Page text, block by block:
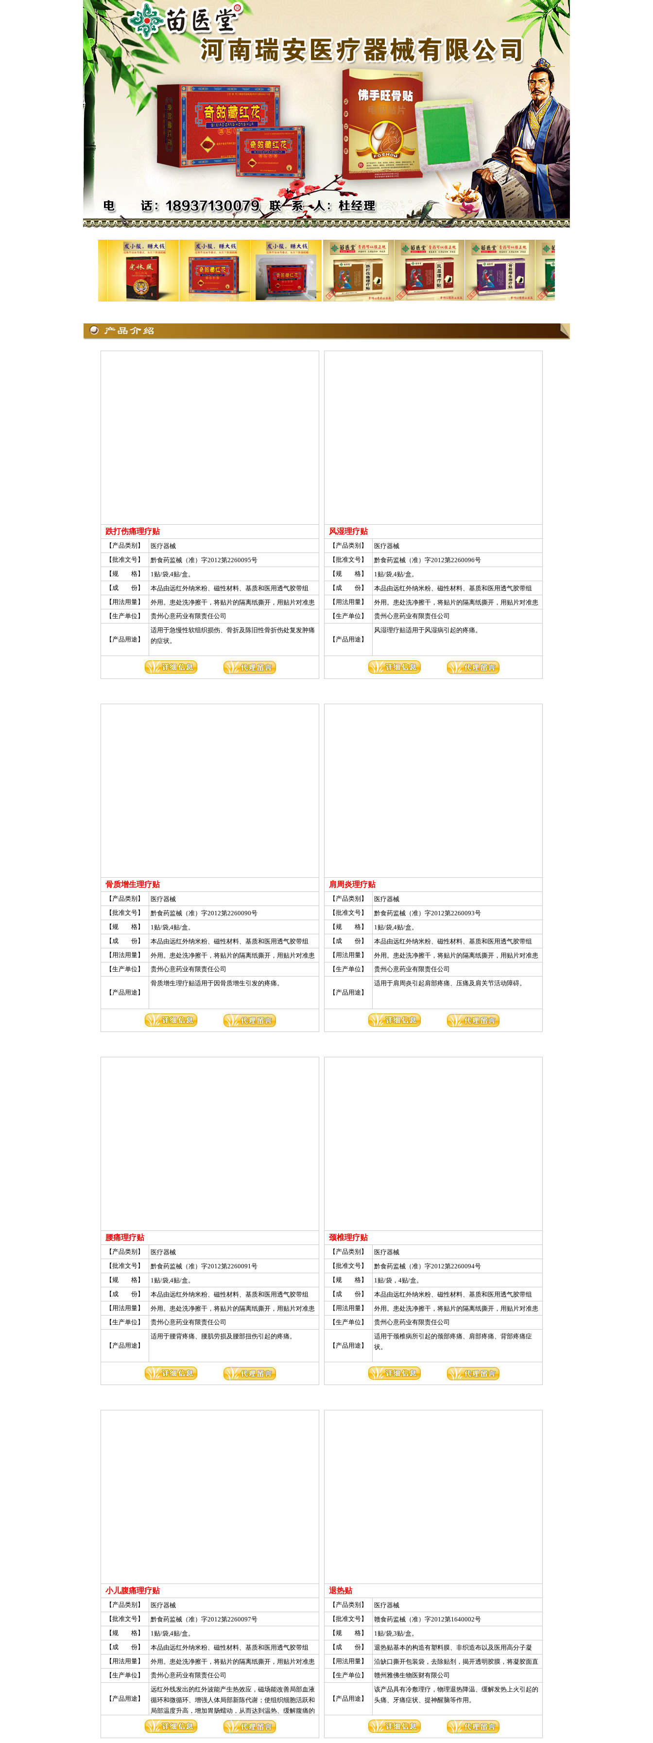
跌打伤痛理疗贴
【产品类别】
医疗器械
【批准文号】
黔食药监械（准）字2012第2260095号
【规 格】
1贴/袋,4贴/盒。
【成 份】
本品由远红外纳米粉、磁性材料、基质和医用透气胶带组
成。
【用法用量】
外用。患处洗净擦干，将贴片的隔离纸撕开，用贴片对准患
处贴牢。若属骨折需复位后才能使用。每片贴18～36小时，
间隔1～2小时再更换新膏片；轻者连续贴4～12贴，重者连
续贴16～40贴。
【生产单位】 贵州心意药业有限责任公司
【产品用途】
适用于急慢性软组织损伤、骨折及陈旧性骨折伤处复发肿痛
的症状。
风湿理疗贴
【产品类别】
医疗器械
【批准文号】
黔食药监械（准）字2012第2260096号
【规 格】
1贴/袋,4贴/盒。
【成 份】
本品由远红外纳米粉、磁性材料、基质和医用透气胶带组
成。
【用法用量】
外用。患处洗净擦干，将贴片的隔离纸撕开，用贴片对准患
处贴牢。每片贴18～36小时，轻者连续贴8～16贴，重者连
续贴20～40贴。
【生产单位】 贵州心意药业有限责任公司
【产品用途】
风湿理疗贴适用于风湿病引起的疼痛。
骨质增生理疗贴
【产品类别】
医疗器械
【批准文号】
黔食药监械（准）字2012第2260090号
【规 格】
1贴/袋,4贴/盒。
【成 份】
本品由远红外纳米粉、磁性材料、基质和医用透气胶带组
成。
【用法用量】
外用。患处洗净擦干，将贴片的隔离纸撕开，用贴片对准患
处贴牢。每片贴18～36小时，轻者连续贴8～16贴，重者连
续贴20～40贴。
【生产单位】 贵州心意药业有限责任公司
【产品用途】
骨质增生理疗贴适用于因骨质增生引发的疼痛。
肩周炎理疗贴
【产品类别】
医疗器械
【批准文号】
黔食药监械（准）字2012第2260093号
【规 格】
1贴/袋,4贴/盒。
【成 份】
本品由远红外纳米粉、磁性材料、基质和医用透气胶带组
成。
【用法用量】
外用。患处洗净擦干，将贴片的隔离纸撕开，用贴片对准患
处贴牢。每片贴18～36小时，轻者连续贴8～16贴，重者连
续贴20～40贴。
【生产单位】 贵州心意药业有限责任公司
【产品用途】
适用于肩周炎引起肩部疼痛、压痛及肩关节活动障碍。
腰痛理疗贴
【产品类别】
医疗器械
【批准文号】
黔食药监械（准）字2012第2260091号
【规 格】
1贴/袋,4贴/盒。
【成 份】
本品由远红外纳米粉、磁性材料、基质和医用透气胶带组
成。
【用法用量】
外用。患处洗净擦干，将贴片的隔离纸撕开，用贴片对准患
处或背心上的命门 穴贴牢。每片贴18～36小时，轻者连续贴
8～16贴，重者连续贴20～40贴。
【生产单位】 贵州心意药业有限责任公司
【产品用途】
适用于腰背疼痛、腰肌劳损及腰部扭伤引起的疼痛。
颈椎理疗贴
【产品类别】
医疗器械
【批准文号】
黔食药监械（准）字2012第2260094号
【规 格】
1贴/袋，4贴/盒。
【成 份】
本品由远红外纳米粉、磁性材料、基质和医用透气胶带组
成。
【用法用量】
外用。患处洗净擦干，将贴片的隔离纸撕开，用贴片对准患
处或背心上的命门穴贴牢。每片贴18～36小 时，轻者连续贴
8～16贴，重者连续贴20～40贴。
【生产单位】 贵州心意药业有限责任公司
【产品用途】
适用于颈椎病所引起的颈部疼痛、肩部疼痛、背部疼痛症
状。
小儿腹痛理疗贴
【产品类别】
医疗器械
【批准文号】
黔食药监械（准）字2012第2260097号
【规 格】
1贴/袋,4贴/盒。
【成 份】
本品由远红外纳米粉、磁性材料、基质和医用透气胶带组
成。
【用法用量】
外用。患处洗净擦干，将贴片的隔离纸撕开，用贴片对准患
处贴牢。泄泻及腹痛贴神阙穴（肚脐），胃部疼痛贴中脘
穴，每片贴18～24小时。
【生产单位】 贵州心意药业有限责任公司
【产品用途】
远红外线发出的红外波能产生热效应，磁场能改善局部血液
循环和微循环、增强人体局部新陈代谢；使组织细胞活跃和
局部温度升高，增加胃肠蠕动，从而达到温热、缓解腹痛的
作用。
退热贴
【产品类别】
医疗器械
【批准文号】
赣食药监械（准）字2012第1640002号
【规 格】
1贴/袋,3贴/盒。
【成 份】
退热贴基本的构造有塑料膜、非织造布以及医用高分子凝
胶、薄荷、冰片和水组成的，凝胶层为其主题部分。以凝胶
为载体，通过凝胶内水分的汽化带走人体局部大量热量，起
到降温的作用。
【用法用量】
沿缺口撕开包装袋，去除贴剂，揭开透明胶膜，将凝胶面直
接贴敷于额头或太阳穴，也可贴敷于颈部大椎穴；为加快降
温速度可加用数贴同时贴在人体左右颈总动脉、左右股动脉
处。牙痛患者可将退热贴贴在面部中央到地方部牙痛处；每
天1-3次，每帖可持续使用8小时。
【生产单位】 赣州雅佛生物医财有限公司
【产品用途】
该产品具有冷敷理疗，物理退热降温、缓解发热上火引起的
头痛、牙痛症状、提神醒脑等作用。